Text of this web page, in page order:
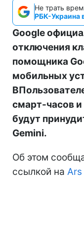
Не трать
РБК-Украина
Google
отключения
помощника
мобильных
смарт-часов
будут
Gemini.
Об этом
ссылкой на